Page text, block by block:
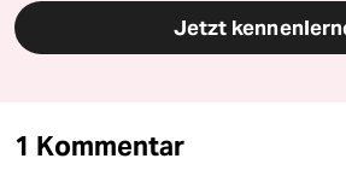
Jetzt
1 Kommentar